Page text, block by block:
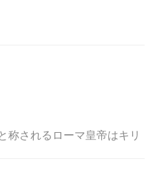
称されるローマ皇帝はキリ